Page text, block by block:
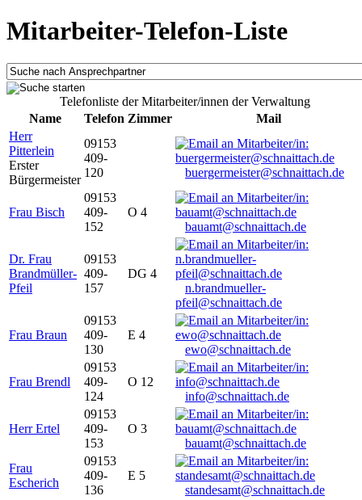
Mitarbeiter-Telefon-Liste
Telefonliste der Mitarbeiter/innen der Verwaltung
Name
Telefon Zimmer
Mail
Herr
Pitterlein
Erster
Bürgermeister
09153
409-
120
buergermeister@schnaittach.de
Frau Bisch
09153
409-
152
O 4
bauamt@schnaittach.de
Dr. Frau
Brandmüller-
Pfeil
09153
409-
157
DG 4
n.brandmueller-
pfeil@schnaittach.de
Frau Braun
09153
409-
130
E 4
ewo@schnaittach.de
Frau Brendl
09153
409-
124
O 12
info@schnaittach.de
Herr Ertel
09153
409-
153
O 3
bauamt@schnaittach.de
Frau
Escherich
09153
409-
136
E 5
standesamt@schnaittach.de